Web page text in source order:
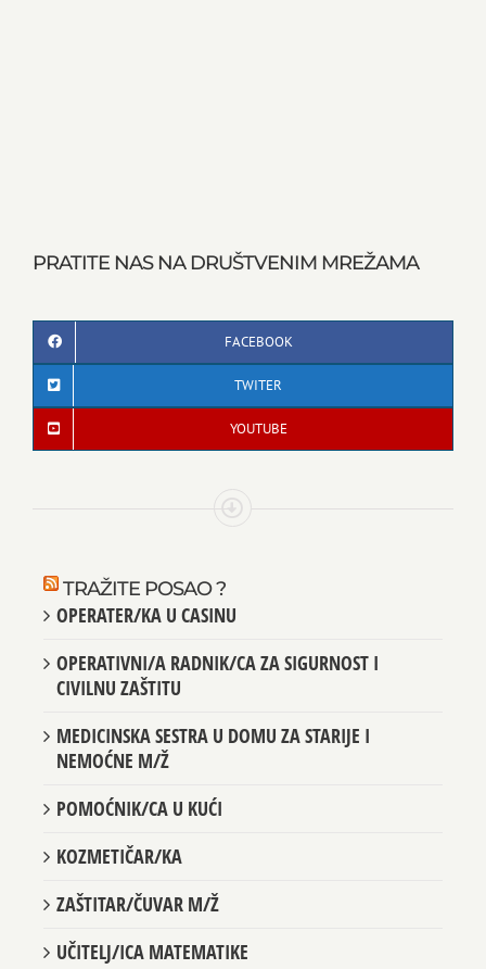
PRATITE NAS NA DRUŠTVENIM MREŽAMA
FACEBOOK
TWITER
YOUTUBE
TRAŽITE POSAO ?
OPERATER/KA U CASINU
OPERATIVNI/A RADNIK/CA ZA SIGURNOST I
CIVILNU ZAŠTITU
MEDICINSKA SESTRA U DOMU ZA STARIJE I
NEMOĆNE M/Ž
POMOĆNIK/CA U KUĆI
KOZMETIČAR/KA
ZAŠTITAR/ČUVAR M/Ž
UČITELJ/ICA MATEMATIKE